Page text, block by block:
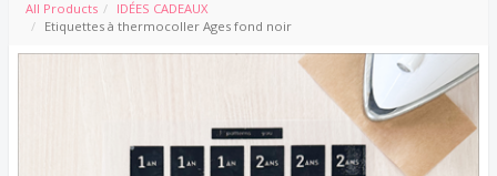
All Products
IDÉES CADEAUX
Etiquettes à thermocoller Ages fond noir